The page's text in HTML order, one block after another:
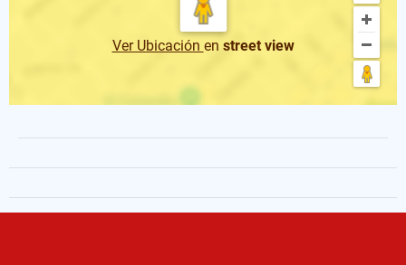
Ver Ubicación en street view